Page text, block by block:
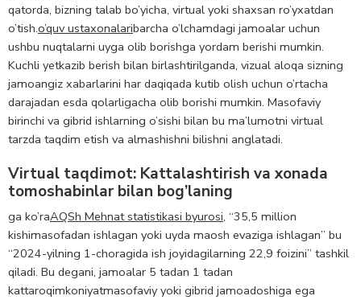
qatorda, bizning talab bo’yicha, virtual yoki shaxsan ro’yxatdan
o’tish.o’quv ustaxonalaribarcha o’lchamdagi jamoalar uchun
ushbu nuqtalarni uyga olib borishga yordam berishi mumkin.
Kuchli yetkazib berish bilan birlashtirilganda, vizual aloqa sizning
jamoangiz xabarlarini har daqiqada kutib olish uchun o’rtacha
darajadan esda qolarligacha olib borishi mumkin. Masofaviy
birinchi va gibrid ishlarning o’sishi bilan bu ma’lumotni virtual
tarzda taqdim etish va almashishni bilishni anglatadi.
Virtual taqdimot: Kattalashtirish va xonada
tomoshabinlar bilan bog’laning
ga ko’raAQSh Mehnat statistikasi byurosi, “35,5 million
kishimasofadan ishlagan yoki uyda maosh evaziga ishlagan” bu
“2024-yilning 1-choragida ish joyidagilarning 22,9 foizini” tashkil
qiladi. Bu degani, jamoalar 5 tadan 1 tadan
kattaroqimkoniyatmasofaviy yoki gibrid jamoadoshiga ega